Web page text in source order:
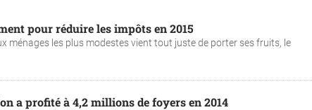
pour réduire les impôts en 2015
ménages les plus modestes vient tout juste de porter ses fruits, le
a profité à 4,2 millions de foyers en 2014